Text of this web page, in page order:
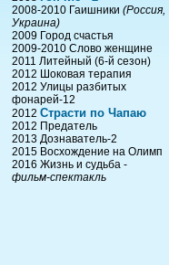
2008-2010 Гаишники (Россия,
Украина)
2009 Город счастья
2009-2010 Слово женщине
2011 Литейный (6-й сезон)
2012 Шоковая терапия
2012 Улицы разбитых
фонарей-12
2012 Страсти по Чапаю
2012 Предатель
2013 Дознаватель-2
2015 Восхождение на Олимп
2016 Жизнь и судьба -
фильм-спектакль